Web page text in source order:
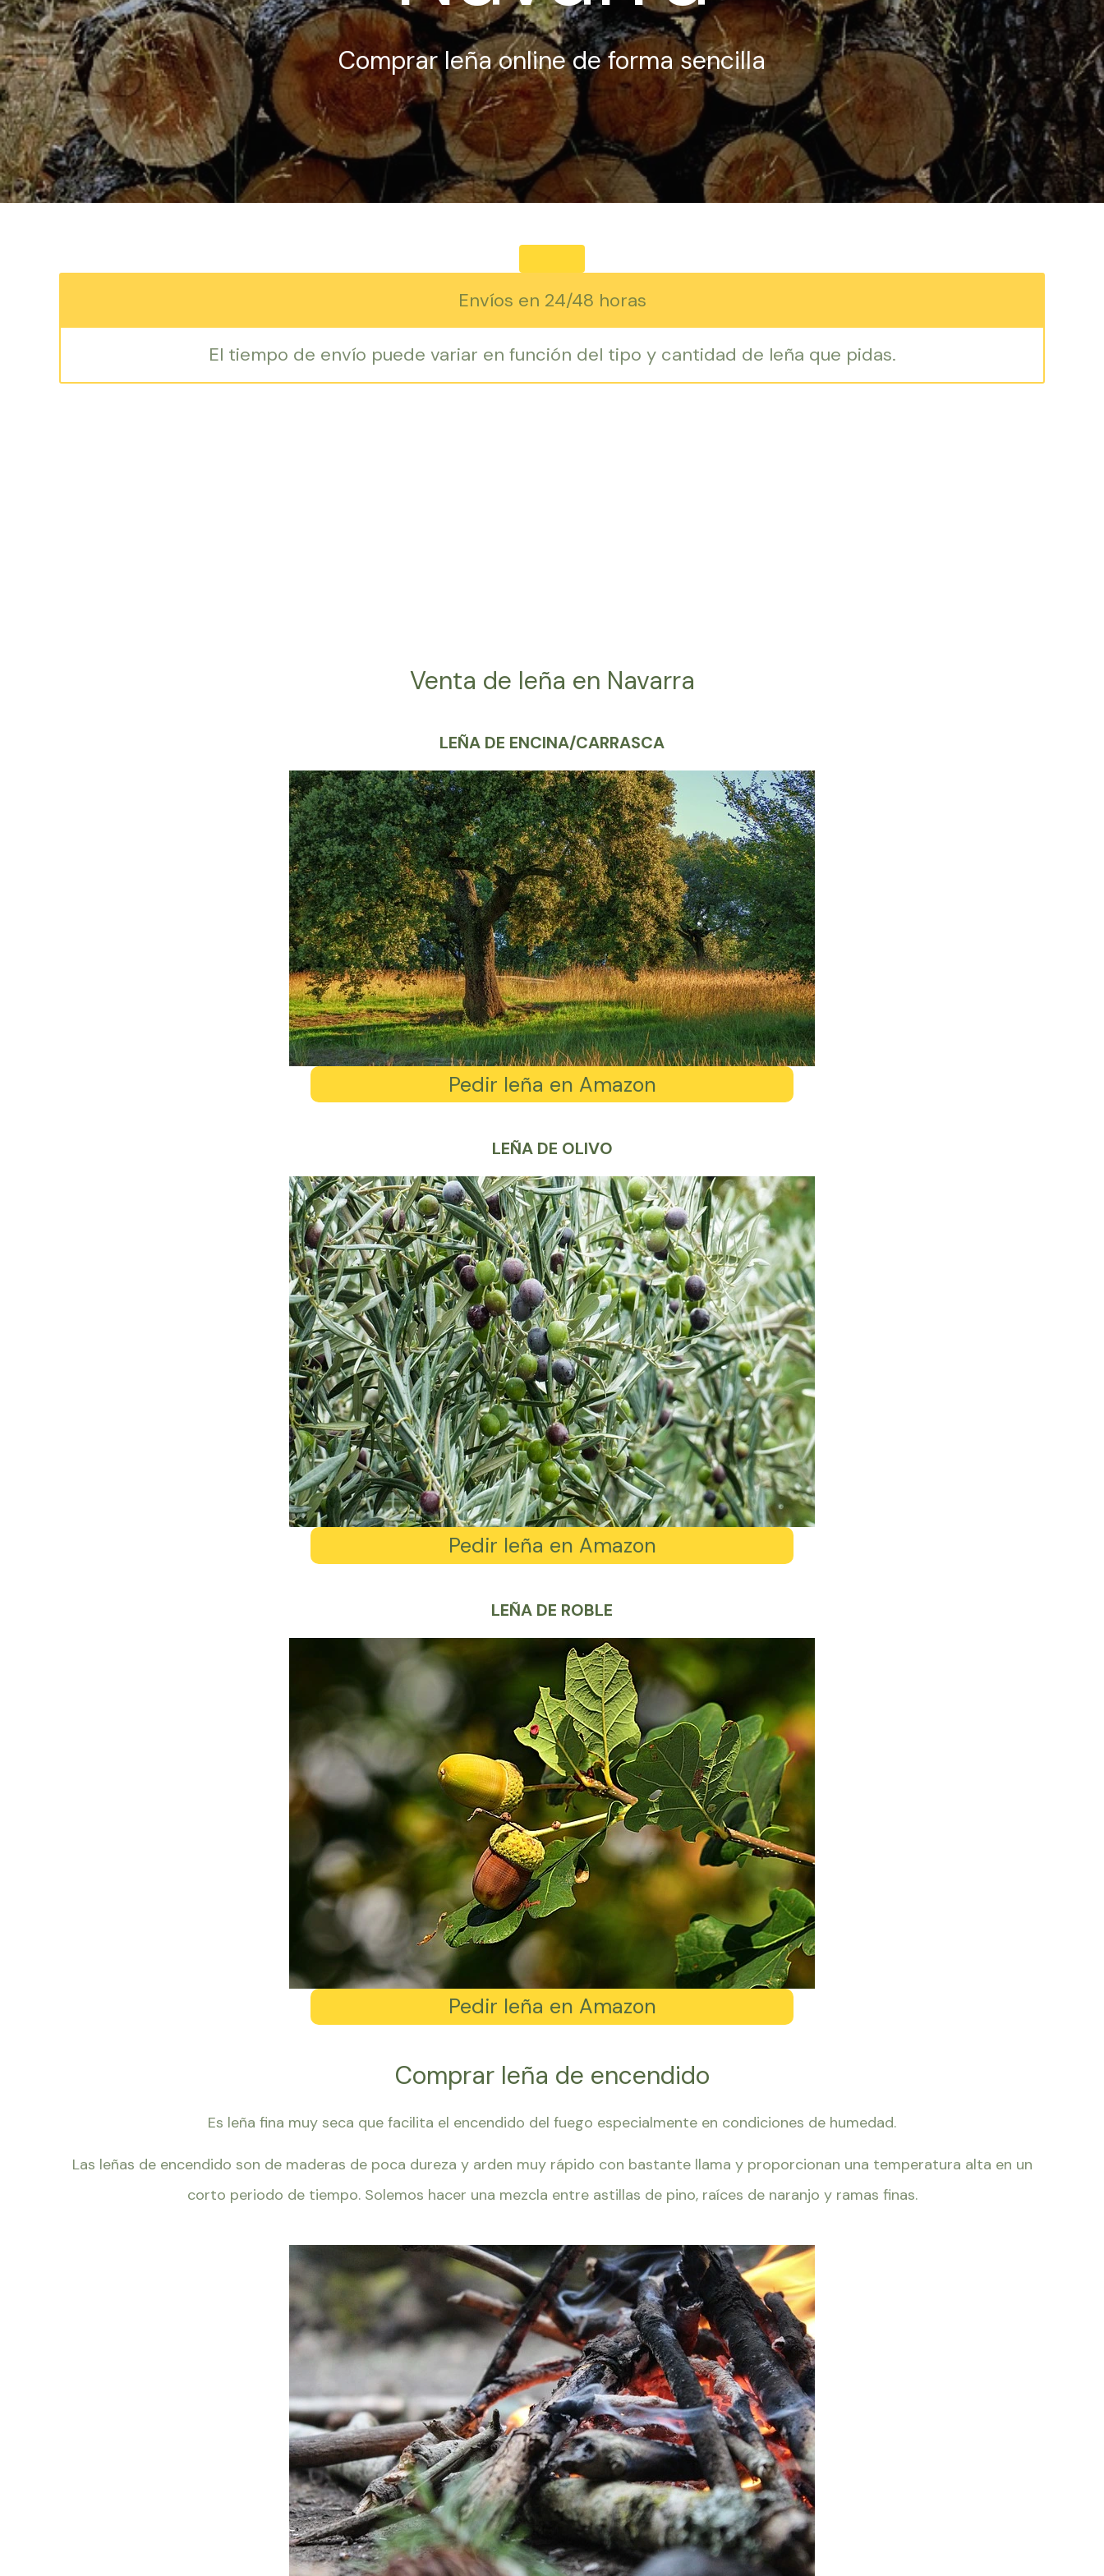
Comprar leña online de forma sencilla
Envíos en 24/48 horas
El tiempo de envío puede variar en función del tipo y cantidad de leña que pidas.
Venta de leña en Navarra
LEÑA DE ENCINA/CARRASCA
Pedir leña en Amazon
LEÑA DE OLIVO
Pedir leña en Amazon
LEÑA DE ROBLE
Pedir leña en Amazon
Comprar leña de encendido
Es leña fina muy seca que facilita el encendido del fuego especialmente en condiciones de humedad.
Las leñas de encendido son de maderas de poca dureza y arden muy rápido con bastante llama y proporcionan una temperatura alta en un
corto periodo de tiempo. Solemos hacer una mezcla entre astillas de pino, raíces de naranjo y ramas finas.